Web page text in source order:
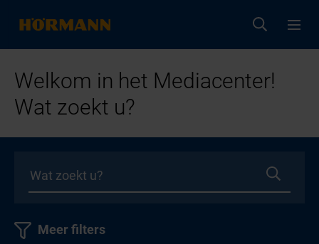
Welkom in het Mediacenter!
Wat zoekt u?
Meer filters